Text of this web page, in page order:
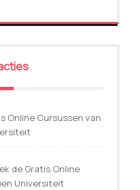
Online Cursussen van
de Gratis Online
Universiteit